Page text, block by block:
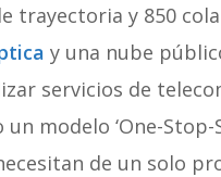
trayectoria y 850
y una nube
servicios de
modelo ‘One-
de un solo